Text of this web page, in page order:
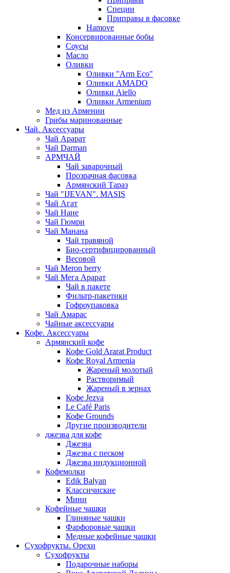
Специи
Приправы в фасовке
Hamove
Консервированные бобы
Соусы
Масло
Оливки
Оливки "Arm Eco"
Оливки AMADO
Оливки Aiello
Оливки Armenium
Мед из Армении
Грибы маринованные
Чай. Аксессуары
Чай Арарат
Чай Darman
АРМЧАЙ
Чай заварочный
Прозрачная фасовка
Армянский Тараз
Чай "IJEVAN". MASIS
Чай Агат
Чай Нане
Чай Гюмри
Чай Манана
Чай травяной
Био-сертифицированный
Весовой
Чай Meron berry
Чай Мега Арарат
Чай в пакете
Фильтр-пакетики
Гофроупаковка
Чай Амарас
Чайные аксессуары
Кофе. Аксессуары
Армянский кофе
Кофе Gold Ararat Product
Кофе Royal Armenia
Жареный молотый
Растворимый
Жареный в зернах
Кофе Jezva
Le Café Paris
Кофе Grounds
Другие производители
джезва для кофе
Джезва
Джезва с песком
Джезва индукционной
Кофемолки
Edik Balyan
Классичиские
Мини
Кофейные чашки
Глиняные чашки
Фарфоровые чашки
Медные кофейные чашки
Сухофрукты. Орехи
Сухофрукты
Подарочные наборы